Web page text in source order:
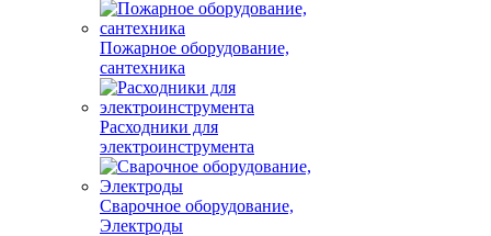
Пожарное оборудование,
сантехника
Расходники для
электроинструмента
Сварочное оборудование,
Электроды